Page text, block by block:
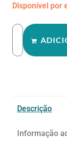
Disponível por
Descrição
Informação